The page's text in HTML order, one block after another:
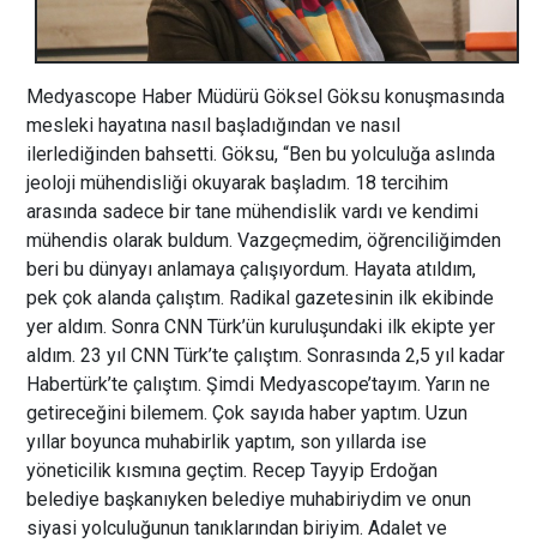
Medyascope Haber Müdürü Göksel Göksu konuşmasında
mesleki hayatına nasıl başladığından ve nasıl
ilerlediğinden bahsetti. Göksu, “Ben bu yolculuğa aslında
jeoloji mühendisliği okuyarak başladım. 18 tercihim
arasında sadece bir tane mühendislik vardı ve kendimi
mühendis olarak buldum. Vazgeçmedim, öğrenciliğimden
beri bu dünyayı anlamaya çalışıyordum. Hayata atıldım,
pek çok alanda çalıştım. Radikal gazetesinin ilk ekibinde
yer aldım. Sonra CNN Türk’ün kuruluşundaki ilk ekipte yer
aldım. 23 yıl CNN Türk’te çalıştım. Sonrasında 2,5 yıl kadar
Habertürk’te çalıştım. Şimdi Medyascope’tayım. Yarın ne
getireceğini bilemem. Çok sayıda haber yaptım. Uzun
yıllar boyunca muhabirlik yaptım, son yıllarda ise
yöneticilik kısmına geçtim. Recep Tayyip Erdoğan
belediye başkanıyken belediye muhabiriydim ve onun
siyasi yolculuğunun tanıklarından biriyim. Adalet ve